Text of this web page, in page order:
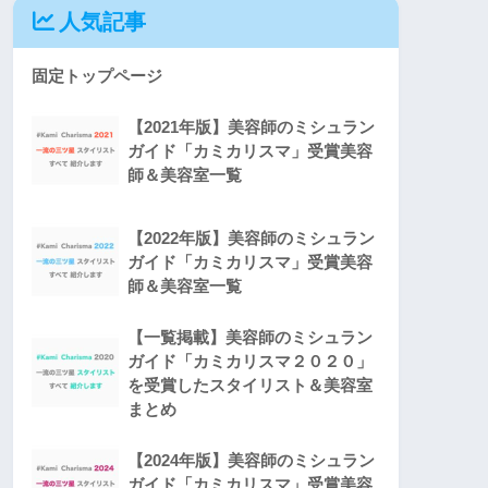
人気記事
固定トップページ
【2021年版】美容師のミシュラン
ガイド「カミカリスマ」受賞美容
師＆美容室一覧
【2022年版】美容師のミシュラン
ガイド「カミカリスマ」受賞美容
師＆美容室一覧
【一覧掲載】美容師のミシュラン
ガイド「カミカリスマ２０２０」
を受賞したスタイリスト＆美容室
まとめ
【2024年版】美容師のミシュラン